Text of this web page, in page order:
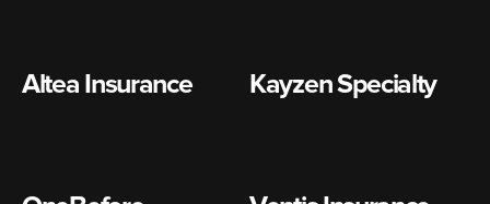
Altea Insurance Kayzen Specialty